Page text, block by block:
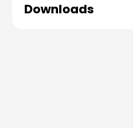
Downloads